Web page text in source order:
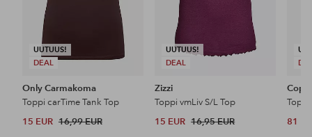
UUTUUS!
DEAL
Only Carmakoma
Toppi carTime Tank Top
15 EUR 16,99 EUR
UUTUUS!
DEAL
Zizzi
Toppi vmLiv S/L Top
15 EUR 16,95 EUR
Toppi
81